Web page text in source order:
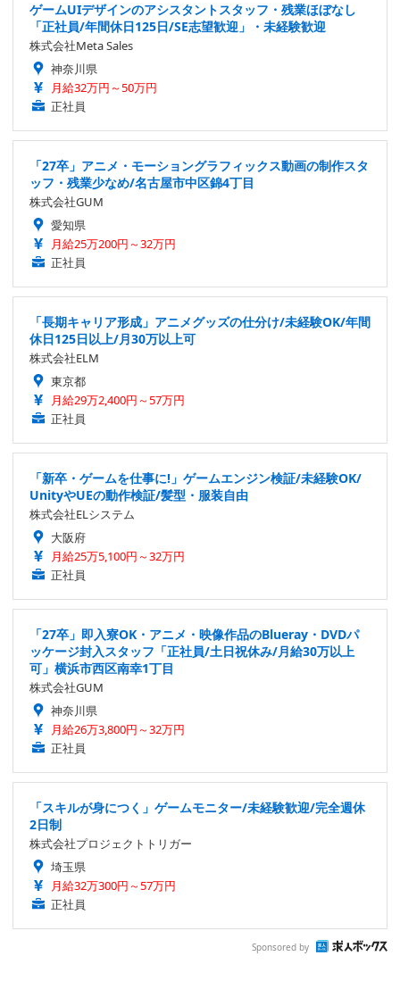
ゲームUIデザインのアシスタントスタッフ・残業ほぼなし
「正社員/年間休日125日/SE志望歓迎」・未経験歓迎
株式会社Meta Sales
神奈川県
月給32万円～50万円
正社員
「27卒」アニメ・モーショングラフィックス動画の制作スタ
ッフ・残業少なめ/名古屋市中区錦4丁目
株式会社GUM
愛知県
月給25万200円～32万円
正社員
「長期キャリア形成」アニメグッズの仕分け/未経験OK/年間
休日125日以上/月30万以上可
株式会社ELM
東京都
月給29万2,400円～57万円
正社員
「新卒・ゲームを仕事に!」ゲームエンジン検証/未経験OK/
UnityやUEの動作検証/髪型・服装自由
株式会社ELシステム
大阪府
月給25万5,100円～32万円
正社員
「27卒」即入寮OK・アニメ・映像作品のBlueray・DVDパ
ッケージ封入スタッフ「正社員/土日祝休み/月給30万以上
可」横浜市西区南幸1丁目
株式会社GUM
神奈川県
月給26万3,800円～32万円
正社員
「スキルが身につく」ゲームモニター/未経験歓迎/完全週休
2日制
株式会社プロジェクトトリガー
埼玉県
月給32万300円～57万円
正社員
Sponsored by